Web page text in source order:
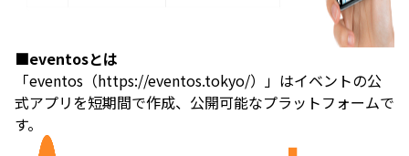
■eventosとは
「eventos（https://eventos.tokyo/）」はイベントの公
式アプリを短期間で作成、公開可能なプラットフォームで
す。